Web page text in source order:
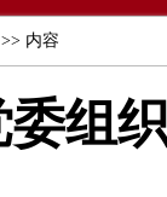
>> 内容
组